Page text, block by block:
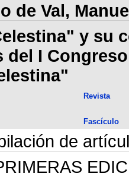
de Val,
y su
del I
Revista
Fascículo
de